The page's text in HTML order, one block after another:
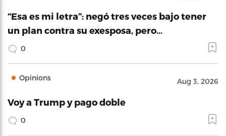
“Esa es mi letra”: negó tres veces bajo tener
un plan contra su exesposa, pero…
0
Opinions Aug 3, 2026
Voy a Trump y pago doble
0